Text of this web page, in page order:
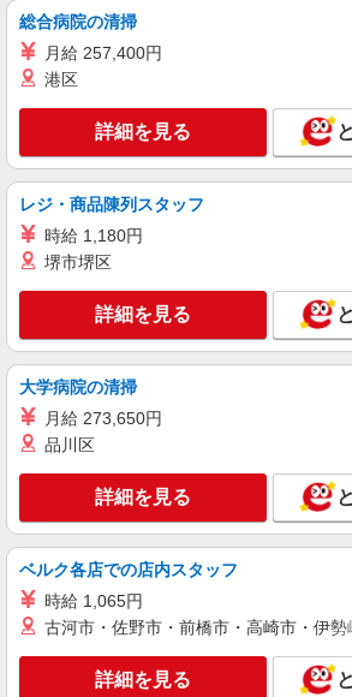
年 役職なし＞ 360万円
460万円 ＜入社5年 班長
【ミッションランド】
27 ※転勤なし ★焼却処理時に発生する熱を回収
【サーマルリサイクル】し
間2300tのCO2を削減でき
界内でも話題になりまし
の高まりそして地球環境へ
工場を増設しております◎
株式会社テクノ・サービス 埼玉県エリア（
工場のカンタン軽作業、
荷など ★未経験OKのお
■時給1300円〜1500
埼玉県内に多数あり 加
キープ
派遣社員
シーデーピージャパン株式会社 小山営業所/
半導体製造装置の電気
時給1600円 ※時間外
給：2000円 ※深夜割増：
埼玉県加須市
キープ
派遣社員
シーデーピージャパン株式会社 小山営業所/
総合病院の清掃
月給 257,400円
港区
詳細を見る
レジ・商品陳列スタッフ
時給 1,180円
堺市堺区
詳細を見る
大学病院の清掃
月給 273,650円
品川区
詳細を見る
ベルク各店での店内スタッフ
時給 1,065円
古河市・佐野市・前橋市・高崎市・伊
詳細を見る